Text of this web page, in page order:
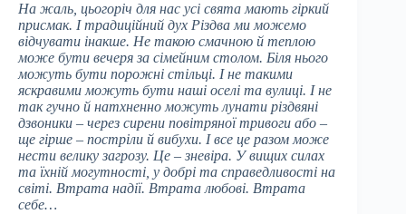
На жаль, цьогоріч для нас усі свята мають гіркий
присмак. І традиційний дух Різдва ми можемо
відчувати інакше. Не такою смачною й теплою
може бути вечеря за сімейним столом. Біля нього
можуть бути порожні стільці. І не такими
яскравими можуть бути наші оселі та вулиці. І не
так гучно й натхненно можуть лунати різдвяні
дзвоники – через сирени повітряної тривоги або –
ще гірше – постріли й вибухи. І все це разом може
нести велику загрозу. Це – зневіра. У вищих силах
та їхній могутності, у добрі та справедливості на
світі. Втрата надії. Втрата любові. Втрата
себе…